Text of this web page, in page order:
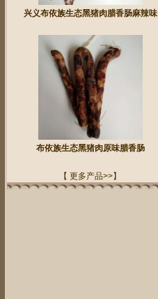
兴义布依族生态黑猪肉腊香肠麻辣味
布依族生态黑猪肉原味腊香肠
【 更多产品>>】